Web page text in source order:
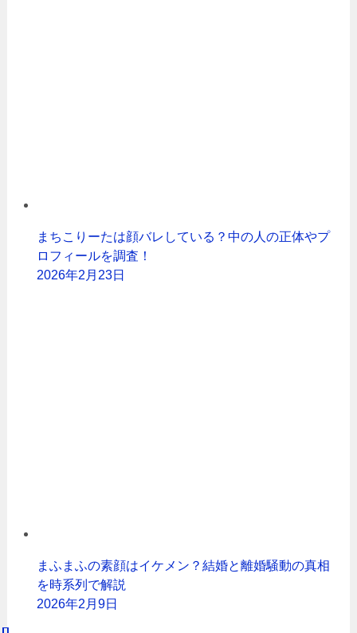
まちこりーたは顔バレしている？中の人の正体やプ
ロフィールを調査！
2026年2月23日
まふまふの素顔はイケメン？結婚と離婚騒動の真相
を時系列で解説
2026年2月9日